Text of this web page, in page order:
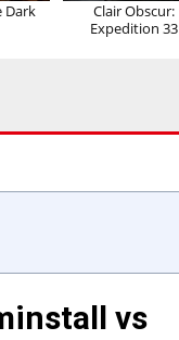
Dark
Clair Obscur:
Expedition 33
vs